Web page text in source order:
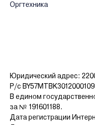
Оргтехника
Юридический адрес:
Р/с
В едином
за № 191601188.
Дата регистрации